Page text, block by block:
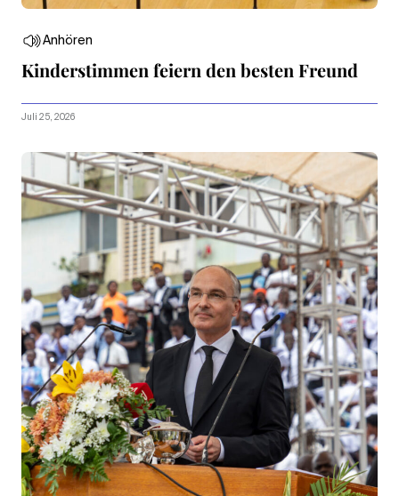
Anhören
Kinderstimmen feiern den besten Freund
Juli 25, 2026